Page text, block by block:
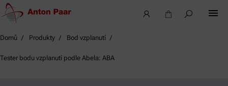
Domů Produkty Bod vzplanutí
Tester bodu vzplanutí podle Abela: ABA